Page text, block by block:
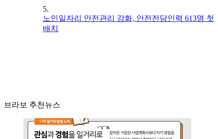
5.
노인일자리 안전관리 강화, 안전전담인력 613명 첫
배치
브라보 추천뉴스